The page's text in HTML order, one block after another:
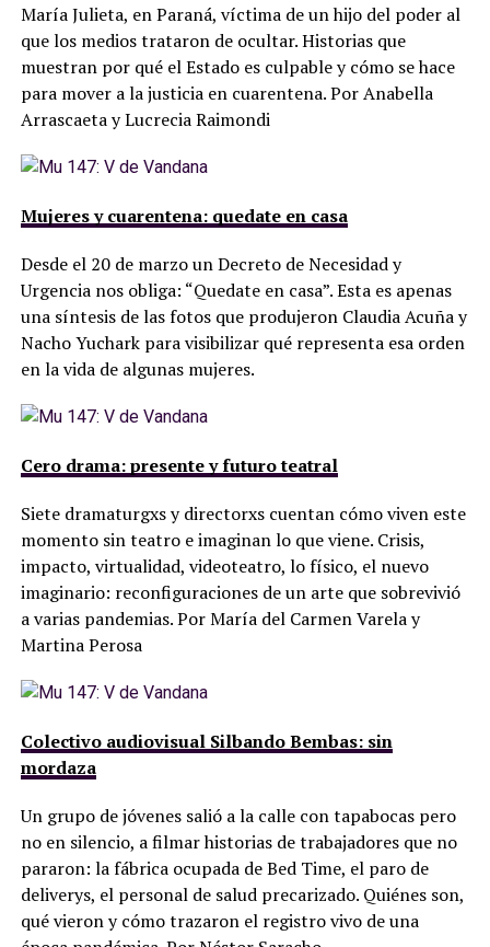
María Julieta, en Paraná, víctima de un hijo del poder al
que los medios trataron de ocultar. Historias que
muestran por qué el Estado es culpable y cómo se hace
para mover a la justicia en cuarentena. Por Anabella
Arrascaeta y Lucrecia Raimondi
Mujeres y cuarentena: quedate en casa
Desde el 20 de marzo un Decreto de Necesidad y
Urgencia nos obliga: “Quedate en casa”. Esta es apenas
una síntesis de las fotos que produjeron Claudia Acuña y
Nacho Yuchark para visibilizar qué representa esa orden
en la vida de algunas mujeres.
Cero drama: presente y futuro teatral
Siete dramaturgxs y directorxs cuentan cómo viven este
momento sin teatro e imaginan lo que viene. Crisis,
impacto, virtualidad, videoteatro, lo físico, el nuevo
imaginario: reconfiguraciones de un arte que sobrevivió
a varias pandemias. Por María del Carmen Varela y
Martina Perosa
Colectivo audiovisual Silbando Bembas: sin
mordaza
Un grupo de jóvenes salió a la calle con tapabocas pero
no en silencio, a filmar historias de trabajadores que no
pararon: la fábrica ocupada de Bed Time, el paro de
deliverys, el personal de salud precarizado. Quiénes son,
qué vieron y cómo trazaron el registro vivo de una